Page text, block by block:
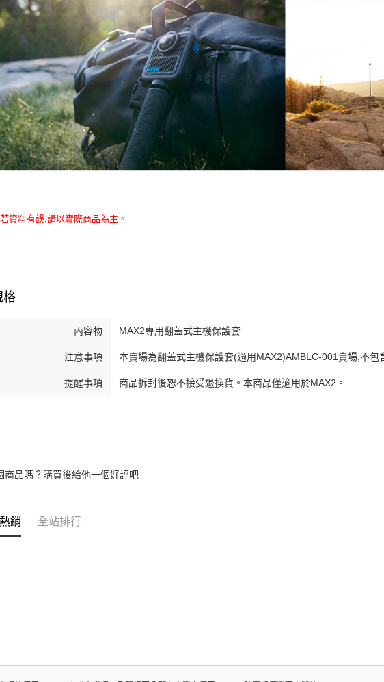
資料有誤,請以實際商品為主。
格
內容物 MAX2專用翻蓋式主機保護套
注意事項 本賣場為翻蓋式主機保護套(適用MAX2)AMBLC-001賣場,不包
提醒事項 商品拆封後恕不接受退換貨。本商品僅適用於MAX2。
商品嗎？購買後給他一個好評吧
銷 全站排行